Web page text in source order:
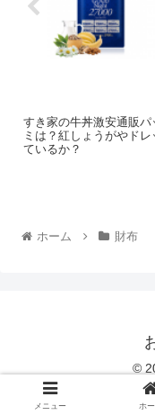
すき家の牛丼激安通販パ
ミは？紅しょうがやド
ているか？
ホーム 財布
©
メニュー ホ
Copy Protected by 's